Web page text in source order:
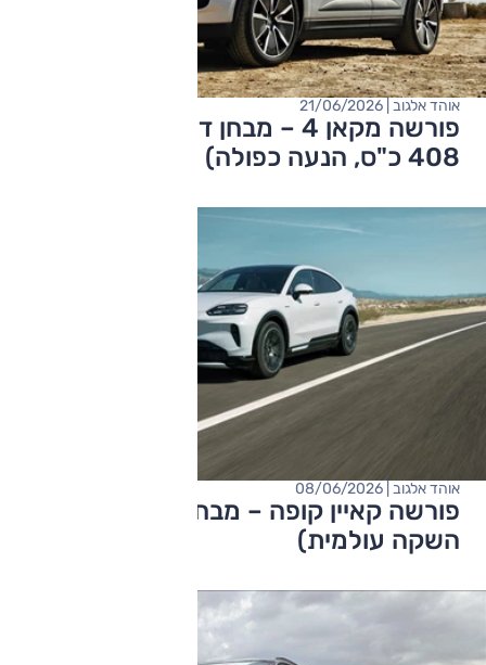
פורשה מקאן 4 – מבחן דרכים (חשמלי,
408 כ"ס, הנעה כפולה)
אוהד אלגוב | 21/06/2026
פורשה קאיין קופה – מבחן דרכים (חשמלי,
השקה עולמית)
אוהד אלגוב | 08/06/2026